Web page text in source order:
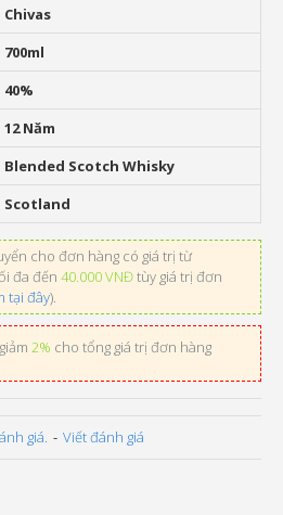
Chivas
700ml
40%
12 Năm
Blended Scotch Whisky
Scotland
cho đơn hàng có giá trị từ
đa đến 40.000 VNĐtùy giá trị đơn
tại đây).
2% cho tổng giá trị đơn hàng
giá. - Viết đánh giá